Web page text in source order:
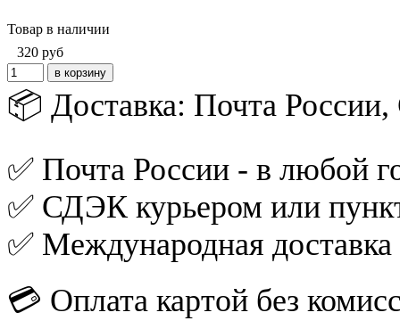
Товар в наличии
320 руб
📦 Доставка: Почта
✅ Почта России - в любой
✅ СДЭК курьером или
✅ Международная
💳 Оплата картой без